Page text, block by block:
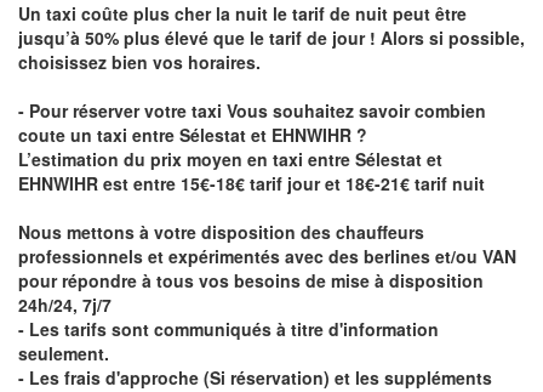
Un taxi coûte plus cher la nuit le tarif de nuit peut être
jusqu’à 50% plus élevé que le tarif de jour ! Alors si possible,
choisissez bien vos horaires.
- Pour réserver votre taxi Vous souhaitez savoircombien
coute un taxi entre Sélestat et EHNWIHR ?
L’estimation du prix moyen en taxi entre Sélestat et
EHNWIHR est entre 15€-18€ tarif jour et 18€-21€ tarif nuit
Nous mettons à votre disposition des chauffeurs
professionnels et expérimentés avec des berlines et/ou VAN
pour répondre à tous vos besoins de mise à disposition
24h/24, 7j/7
- Les tarifs sont communiqués à titre d'information
seulement.
- Les frais d'approche (Si réservation) et les suppléments